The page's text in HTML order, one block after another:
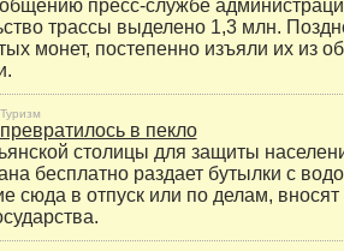
пресс-службе
трассы выделено 1,3 млн.
монет, постепенно изъяли их из
Туризм
в пекло
столицы для защиты
бесплатно раздает бутылки с
сюда в отпуск или по делам,